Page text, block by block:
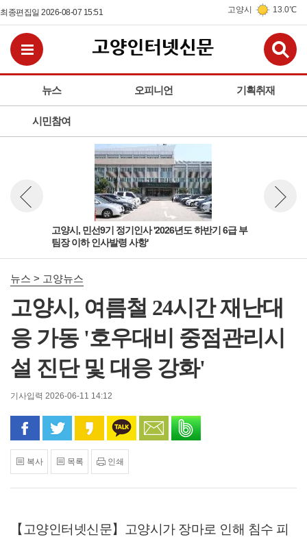
최종편집일 2026-08-07 15:51 고양시 13.0℃
뉴스 오피니언 기획취재
시민참여
전체메뉴보기
고양시, 민선9기 정기인사 '2026년도 하반기 6급 부
팀장 이하 인사발령 사항'
뉴스 이전보기
뉴스 > 고양뉴스
고양시, 여름철 24시간 재난대
응 가동 '호우대비 중점관리시
설 진단 및 대응 강화'
기사입력 2026-06-11 14:12
페이스북으로 공유
트위터로 공유카카오 스토리로 공유
카카오톡으로 공유
문자로 공유
복사 목록 인쇄
【고양인터넷신문】
고양시가 장마로 인해 침수 피